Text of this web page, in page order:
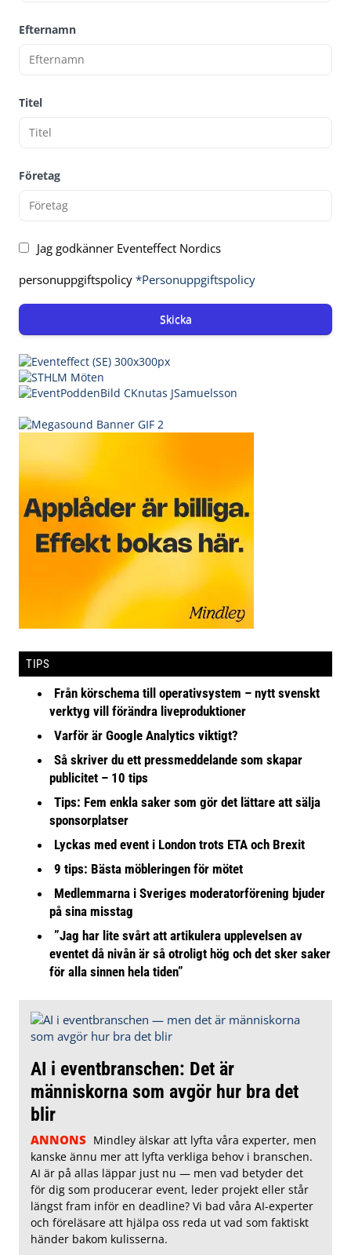
Efternamn
Titel
Företag
Jag godkänner Eventeffect Nordics
personuppgiftspolicy *Personuppgiftspolicy
Skicka
TIPS
Från körschema till operativsystem – nytt svenskt
verktyg vill förändra liveproduktioner
Varför är Google Analytics viktigt?
Så skriver du ett pressmeddelande som skapar
publicitet – 10 tips
Tips: Fem enkla saker som gör det lättare att sälja
sponsorplatser
Lyckas med event i London trots ETA och Brexit
9 tips: Bästa möbleringen för mötet
Medlemmarna i Sveriges moderatorförening bjuder
på sina misstag
”Jag har lite svårt att artikulera upplevelsen av
eventet då nivån är så otroligt hög och det sker saker
för alla sinnen hela tiden”
AI i eventbranschen: Det är
människorna som avgör hur bra det
blir
ANNONS Mindley älskar att lyfta våra experter, men
kanske ännu mer att lyfta verkliga behov i branschen.
AI är på allas läppar just nu — men vad betyder det
för dig som producerar event, leder projekt eller står
längst fram inför en deadline? Vi bad våra AI-experter
och föreläsare att hjälpa oss reda ut vad som faktiskt
händer bakom kulisserna.